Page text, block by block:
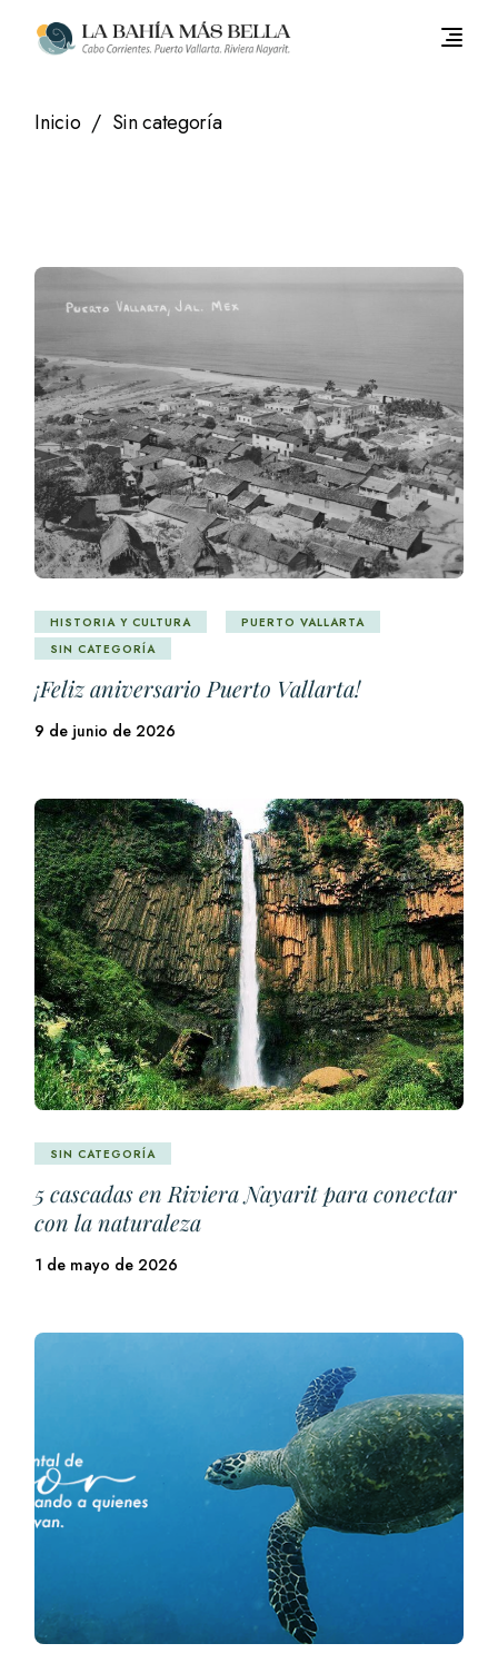
contenido
Inicio Sin categoría
HISTORIA Y CULTURA
PUERTO VALLARTA
SIN CATEGORÍA
¡Feliz aniversario Puerto Vallarta!
9 de junio de 2026
SIN CATEGORÍA
5 cascadas en Riviera Nayarit para conectar
con la naturaleza
1 de mayo de 2026